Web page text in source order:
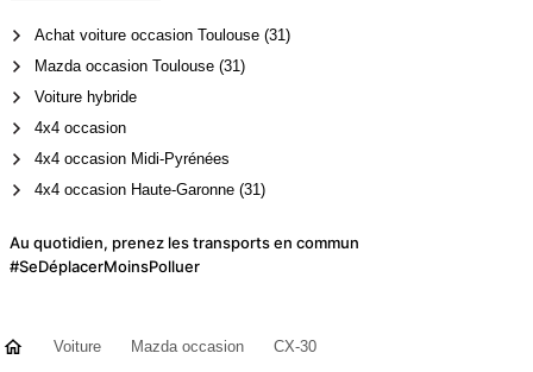
Achat voiture occasion Toulouse (31)
Mazda occasion Toulouse (31)
Voiture hybride
4x4 occasion
4x4 occasion Midi-Pyrénées
4x4 occasion Haute-Garonne (31)
Au quotidien, prenez les transports en commun
#SeDéplacerMoinsPolluer
Voiture Mazda occasion
CX-30